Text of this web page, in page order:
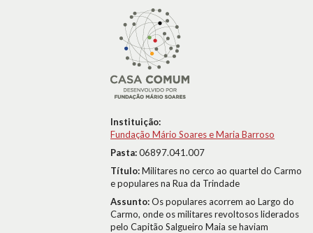
Instituição:
Fundação Mário Soares e Maria Barroso
Pasta:06897.041.007
Título:Militares no cerco ao quartel do Carmo
e populares na Rua da Trindade
Assunto:Os populares acorrem ao Largo do
Carmo, onde os militares revoltosos liderados
pelo Capitão Salgueiro Maia se haviam